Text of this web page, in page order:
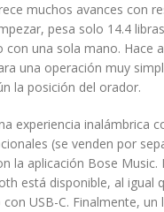
muchos avances con
pesa solo 14.4
una sola mano. Hace
una operación muy
la posición del orador.
experiencia inalámbrica
(se venden por
la aplicación Bose Music.
está disponible, al igual
USB-C. Finalmente, un